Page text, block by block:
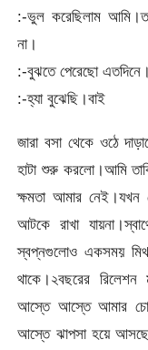
:-ভুল করেছিলাম
না।
:-বুঝতে পেরেছো এতদিনে।
:-হ্যা বুঝেছি।বাই
জারা বসা থেকে ওঠে
হাটা শুরু করলো।আমি
ক্ষমতা আমার নেই।যখন
আটকে রাখা
স্বপ্নগুলোও একসময়
থাকে।২বছরের
আস্তে আস্তে আমার
আস্তে ঝাপসা হয়ে